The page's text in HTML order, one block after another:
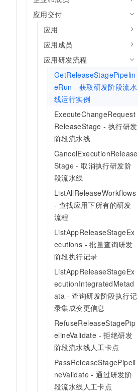
应用交付
应用
应用成员
应用研发流程
GetReleaseStagePipelin
eRun - 获取研发阶段流水
线运行实例
ExecuteChangeRequest
ReleaseStage - 执行研发
阶段流水线
CancelExecutionRelease
Stage - 取消执行研发阶
段流水线
ListAllReleaseWorkflows
- 查找应用下所有的研发
流程
ListAppReleaseStageEx
ecutions - 批量查询研发
阶段执行记录
ListAppReleaseStageEx
ecutionIntegratedMetad
ata - 查询研发阶段执行记
录集成变更信息
RefuseReleaseStagePip
elineValidate - 拒绝研发
阶段流水线人工卡点
PassReleaseStagePipeli
neValidate - 通过研发阶
段流水线人工卡点